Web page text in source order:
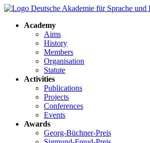
Academy
Aims
History
Members
Organisation
Statute
Activities
Publications
Projects
Conferences
Events
Awards
Georg-Büchner-Preis